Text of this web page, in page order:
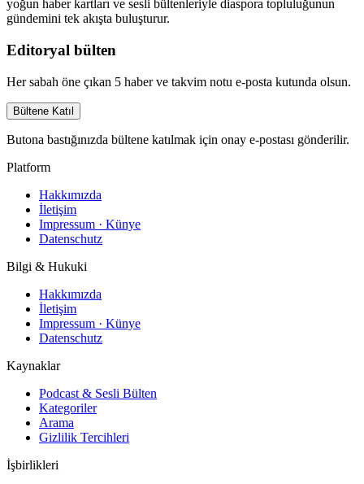
yoğun haber kartları ve sesli bültenleriyle diaspora topluluğunun
gündemini tek akışta buluşturur.
Editoryal bülten
Her sabah öne çıkan 5 haber ve takvim notu e-posta kutunda olsun.
Bültene Katıl
Butona bastığınızda bültene katılmak için onay e-postası gönderilir.
Platform
Hakkımızda
İletişim
Impressum · Künye
Datenschutz
Bilgi & Hukuki
Hakkımızda
İletişim
Impressum · Künye
Datenschutz
Kaynaklar
Podcast & Sesli Bülten
Kategoriler
Arama
Gizlilik Tercihleri
İşbirlikleri